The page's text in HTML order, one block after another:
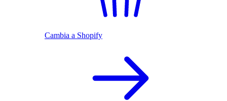
Cambia a Shopify